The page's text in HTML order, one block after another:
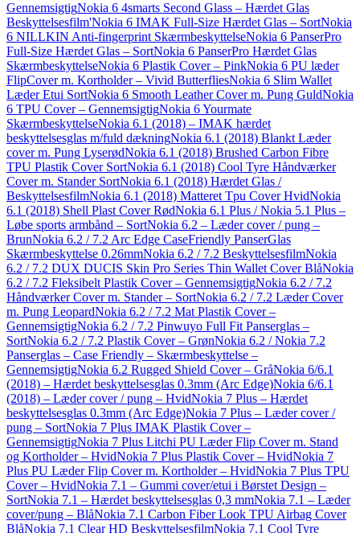
GennemsigtigNokia 6 4smarts Second Glass – Hærdet Glas
Beskyttelsesfilm'Nokia 6 IMAK Full-Size Hærdet Glas – SortNokia
6 NILLKIN Anti-fingerprint SkærmbeskyttelseNokia 6 PanserPro
Full-Size Hærdet Glas – SortNokia 6 PanserPro Hærdet Glas
SkærmbeskyttelseNokia 6 Plastik Cover – PinkNokia 6 PU læder
FlipCover m. Kortholder – Vivid ButterfliesNokia 6 Slim Wallet
Læder Etui SortNokia 6 Smooth Leather Cover m. Pung GuldNokia
6 TPU Cover – GennemsigtigNokia 6 Yourmate
SkærmbeskyttelseNokia 6.1 (2018) – IMAK hærdet
beskyttelsesglas m/fuld dækningNokia 6.1 (2018) Blankt Læder
cover m. Pung LyserødNokia 6.1 (2018) Brushed Carbon Fibre
TPU Plastik Cover SortNokia 6.1 (2018) Cool Tyre Håndværker
Cover m. Stander SortNokia 6.1 (2018) Hærdet Glas /
BeskyttelsesfilmNokia 6.1 (2018) Matteret Tpu Cover HvidNokia
6.1 (2018) Shell Plast Cover RødNokia 6.1 Plus / Nokia 5.1 Plus –
Løbe sports armbånd – SortNokia 6.2 – Læder cover / pung –
BrunNokia 6.2 / 7.2 Arc Edge CaseFriendly PanserGlas
Skærmbeskyttelse 0.26mmNokia 6.2 / 7.2 BeskyttelsesfilmNokia
6.2 / 7.2 DUX DUCIS Skin Pro Series Thin Wallet Cover BlåNokia
6.2 / 7.2 Fleksibelt Plastik Cover – GennemsigtigNokia 6.2 / 7.2
Håndværker Cover m. Stander – SortNokia 6.2 / 7.2 Læder Cover
m. Pung LeopardNokia 6.2 / 7.2 Mat Plastik Cover –
GennemsigtigNokia 6.2 / 7.2 Pinwuyo Full Fit Panserglas –
SortNokia 6.2 / 7.2 Plastik Cover – GrønNokia 6.2 / Nokia 7.2
Panserglas – Case Friendly – Skærmbeskyttelse –
GennemsigtigNokia 6.2 Rugged Shield Cover – GråNokia 6/6.1
(2018) – Hærdet beskyttelsesglas 0.3mm (Arc Edge)Nokia 6/6.1
(2018) – Læder cover / pung – HvidNokia 7 Plus – Hærdet
beskyttelsesglas 0.3mm (Arc Edge)Nokia 7 Plus – Læder cover /
pung – SortNokia 7 Plus IMAK Plastik Cover –
GennemsigtigNokia 7 Plus Litchi PU Læder Flip Cover m. Stand
og Kortholder – HvidNokia 7 Plus Plastik Cover – HvidNokia 7
Plus PU Læder Flip Cover m. Kortholder – HvidNokia 7 Plus TPU
Cover – HvidNokia 7.1 – Gummi cover/etui i Børstet Design –
SortNokia 7.1 – Hærdet beskyttelsesglas 0,3 mmNokia 7.1 – Læder
cover/pung – BlåNokia 7.1 Carbon Fiber Look TPU Airbag Cover
BlåNokia 7.1 Clear HD BeskyttelsesfilmNokia 7.1 Cool Tyre